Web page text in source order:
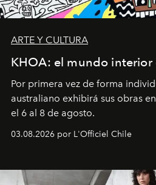
ARTE Y CULTURA
KHOA: el mundo interior
Por primera vez de forma
australiano exhibirá sus obras
el 6 al 8 de agosto.
03.08.2026 por L'Officiel Chile